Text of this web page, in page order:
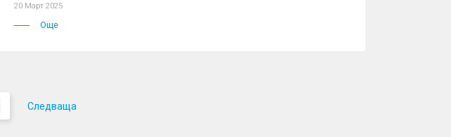
20 Март 2025
Още
Следваща